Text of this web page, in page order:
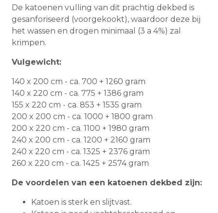
De katoenen vulling van dit prachtig dekbed is
gesanforiseerd (voorgekookt), waardoor deze bij
het wassen en drogen minimaal (3 a 4%) zal
krimpen.
Vulgewicht:
140 x 200 cm - ca. 700 + 1260 gram
140 x 220 cm - ca. 775 + 1386 gram
155 x 220 cm - ca. 853 + 1535 gram
200 x 200 cm - ca. 1000 + 1800 gram
200 x 220 cm - ca. 1100 + 1980 gram
240 x 200 cm - ca. 1200 + 2160 gram
240 x 220 cm - ca. 1325 + 2376 gram
260 x 220 cm - ca. 1425 + 2574 gram
De voordelen van een katoenen dekbed zijn:
Katoen is sterk en slijtvast.